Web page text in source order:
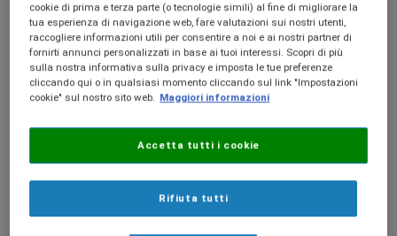
Multidisciplinarietà, pragmaticità e
interattività sono le principali
caratteristiche del convegno.
MULTIDISCIPLINARIETÀ. Per la
prima volta le sezioni YOUNG di
AIOM, SICO e AIRO si riuniscono per
lavorare insieme per garantire le
cure più adeguate ai pazienti
cookie di prima e terza parte (o tecnologie simili) al fine di migliorare la
tua esperienza di navigazione web, fare valutazioni sui nostri utenti,
raccogliere informazioni utili per consentire a noi e ai nostri partner di
fornirti annunci personalizzati in base ai tuoi interessi. Scopri di più
sulla nostra informativa sulla privacy e imposta le tue preferenze
cliccando qui o in qualsiasi momento cliccando sul link "Impostazioni
cookie" sul nostro sito web. Maggiori informazioni
Rifiuta tutti
Accetta tutti i cookie